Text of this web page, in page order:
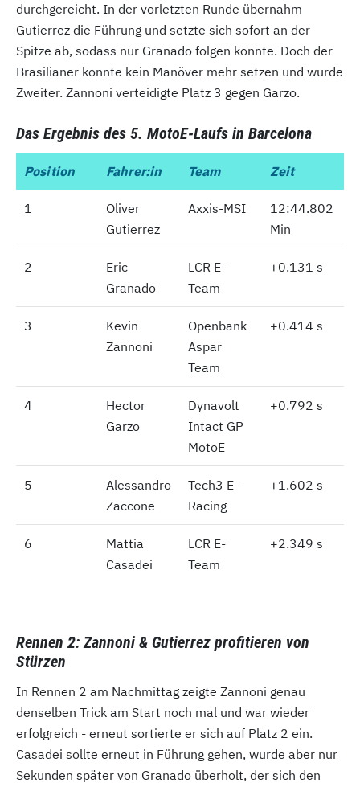
durchgereicht. In der vorletzten Runde übernahm
Gutierrez die Führung und setzte sich sofort an der
Spitze ab, sodass nur Granado folgen konnte. Doch der
Brasilianer konnte kein Manöver mehr setzen und wurde
Zweiter. Zannoni verteidigte Platz 3 gegen Garzo.
Das Ergebnis des 5. MotoE-Laufs in Barcelona
Position Fahrer:in Team Zeit
1
Oliver
Gutierrez
Axxis-MSI
12:44.802
Min
2
Eric
Granado
LCR E-
Team
+0.131 s
3
Kevin
Zannoni
Openbank
Aspar
Team
+0.414 s
4
Hector
Garzo
Dynavolt
Intact GP
MotoE
+0.792 s
5
Alessandro
Zaccone
Tech3 E-
Racing
+1.602 s
6
Mattia
Casadei
LCR E-
Team
+2.349 s
Position
1
2
3
4
5
6
Rennen 2: Zannoni & Gutierrez profitieren von
Stürzen
In Rennen 2 am Nachmittag zeigte Zannoni genau
denselben Trick am Start noch mal und war wieder
erfolgreich - erneut sortierte er sich auf Platz 2 ein.
Casadei sollte erneut in Führung gehen, wurde aber nur
Sekunden später von Granado überholt, der sich den